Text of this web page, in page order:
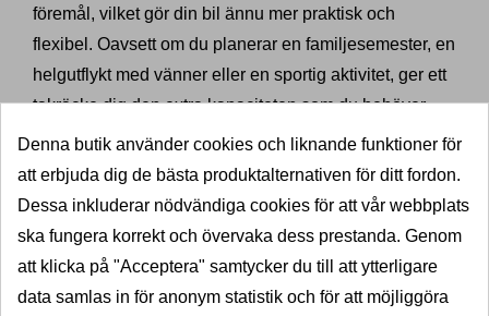
föremål, vilket gör din bil ännu mer praktisk och
flexibel. Oavsett om du planerar en familjesemester, en
helgutflykt med vänner eller en sportig aktivitet, ger ett
takräcke dig den extra kapaciteten som du behöver.
Dessutom hjälper det till att hålla ditt bagage säkert
och skyddat under transport, vilket gör dina resor mer
bekymmersfria.
Att ha ett takräcke på din Peugeot 307 öppnar upp en
värld av möjligheter. Med ett takräcke kan du
transportera cyklar, kajaker, takboxar eller andra stora
Denna butik använder cookies och liknande funktioner för
att erbjuda dig de bästa produktalternativen för ditt fordon.
Dessa inkluderar nödvändiga cookies för att vår webbplats
ska fungera korrekt och övervaka dess prestanda. Genom
att klicka på "Acceptera" samtycker du till att ytterligare
data samlas in för anonym statistik och för att möjliggöra